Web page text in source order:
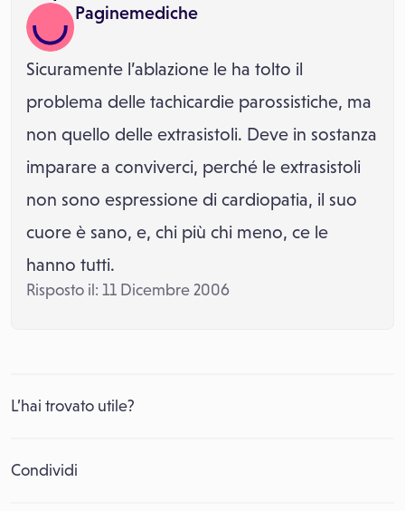
Paginemediche
Sicuramente l’ablazione le ha tolto il
problema delle tachicardie parossistiche, ma
non quello delle extrasistoli. Deve in sostanza
imparare a conviverci, perché le extrasistoli
non sono espressione di cardiopatia, il suo
cuore è sano, e, chi più chi meno, ce le
hanno tutti.
Risposto il: 11 Dicembre 2006
L’hai trovato utile?
Condividi